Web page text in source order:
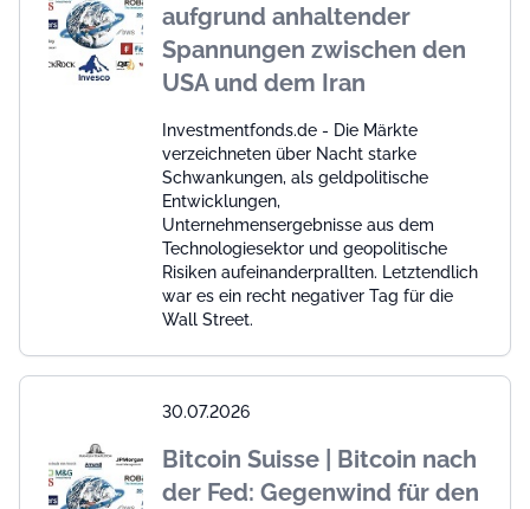
aufgrund anhaltender
Spannungen zwischen den
USA und dem Iran
Investmentfonds.de - Die Märkte
verzeichneten über Nacht starke
Schwankungen, als geldpolitische
Entwicklungen,
Unternehmensergebnisse aus dem
Technologiesektor und geopolitische
Risiken aufeinanderprallten. Letztendlich
war es ein recht negativer Tag für die
Wall Street.
30.07.2026
Bitcoin Suisse | Bitcoin nach
der Fed: Gegenwind für den